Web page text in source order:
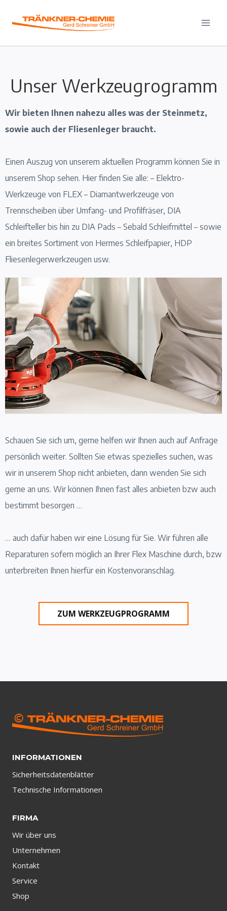
Unser Werkzeugrogramm
Wir bieten Ihnen nahezu alles was der Steinmetz,
sowie auch der Fliesenleger braucht.
Einen Auszug von unserem aktuellen Programm können Sie in
unserem Shop sehen. Hier finden Sie alle: – Elektro-
Werkzeuge von FLEX – Diamantwerkzeuge von
Trennscheiben über Umfang- und Profilfräser, DIA
Schleifteller bis hin zu DIA Pads – Sebald Schleifmittel – sowie
ein breites Sortiment von Hermes Schleifpapier, HDP
Fliesenlegerwerkzeugen usw.
Schauen Sie sich um, gerne helfen wir Ihnen auch auf Anfrage
persönlich weiter. Sollten Sie etwas spezielles suchen, was
wir in unserem Shop nicht anbieten, dann wenden Sie sich
gerne an uns. Wir können Ihnen fast alles anbieten bzw auch
bestimmt besorgen …
… auch dafür haben wir eine Lösung für Sie. Wir führen alle
Reparaturen sofern möglich an Ihrer Flex Maschine durch, bzw
unterbreiten Ihnen hierfür ein Kostenvoranschlag.
ZUM WERKZEUGPROGRAMM
INFORMATIONEN
Sicherheitsdatenblätter
Technische Informationen
FIRMA
Wir über uns
Unternehmen
Kontakt
Service
Shop